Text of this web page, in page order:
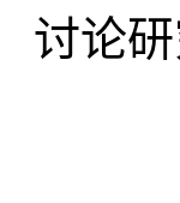
讨论